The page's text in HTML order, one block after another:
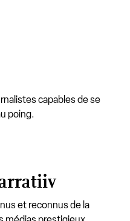
capables de se
poing.
et reconnus de la